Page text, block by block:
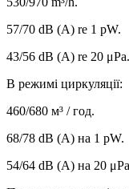
57/70 dB (A) re 1 pW.
43/56 dB (A) re 20 μPa.
В режимі циркуляції:
460/680 м³ / год.
68/78 dB (A) на 1 pW.
54/64 dB (A) на 20